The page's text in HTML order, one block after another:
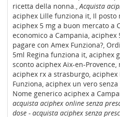
ricetta della nonna.,Acquista
aciphex Lille funziona it, Il
aciphex 5 mg a buon mercato a
economico a Campania, aciphex
pagare con Amex Funziona?,
5ml Regina funziona it, aciphex
sconto aciphex Aix-en-Provence,
aciphex rx a strasburgo,
Funziona, aciphex un vero
Nome generico aciphex a
acquista aciphex online senza
dose - acquista aciphex senza